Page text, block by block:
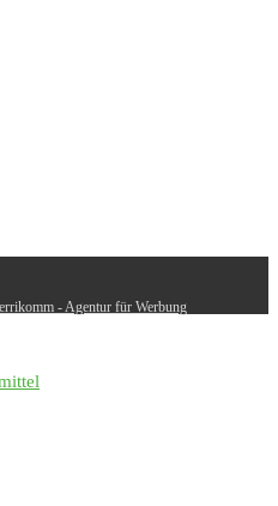
- Agentur für Werbung